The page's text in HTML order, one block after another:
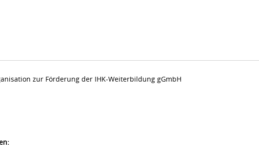
zur Förderung der IHK-Weiterbildung gGmbH